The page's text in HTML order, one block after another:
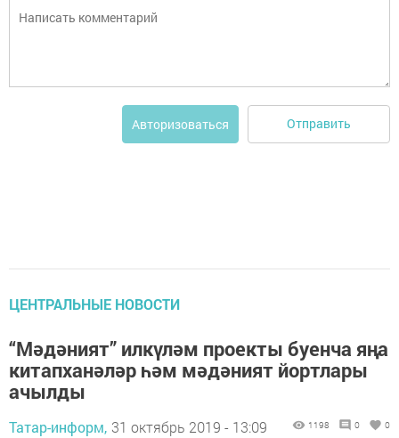
Авторизоваться Отправить
ЦЕНТРАЛЬНЫЕ НОВОСТИ
“Мәдәният” илкүләм проекты буенча яңа
китапханәләр һәм мәдәният йортлары
ачылды
Татар-информ, 31 октябрь 2019 - 13:09 1198 0 0